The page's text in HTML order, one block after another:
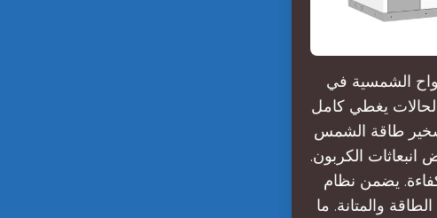
الشمسية في
يغطي كامل
طاقة الشمس
انبعاثات الكربون.
يضمن نظام
والمتانة. ما